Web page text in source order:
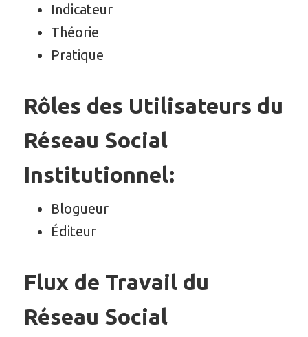
Indicateur
Théorie
Pratique
Rôles des Utilisateurs du
Réseau Social
Institutionnel:
Blogueur
Éditeur
Flux de Travail du
Réseau Social